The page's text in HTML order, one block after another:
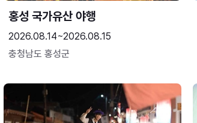
홍성 국가유산 야행
2026.08.14~2026.08.15
충청남도 홍성군